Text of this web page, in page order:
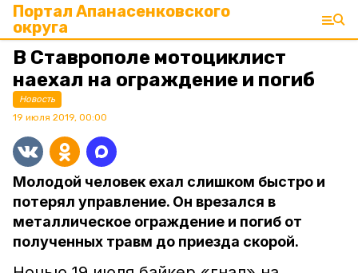
Портал Апанасенковского
округа
В Ставрополе мотоциклист
наехал на ограждение и погиб
Новость
19 июля 2019, 00:00
Молодой человек ехал слишком быстро и
потерял управление. Он врезался в
металлическое ограждение и погиб от
полученных травм до приезда скорой.